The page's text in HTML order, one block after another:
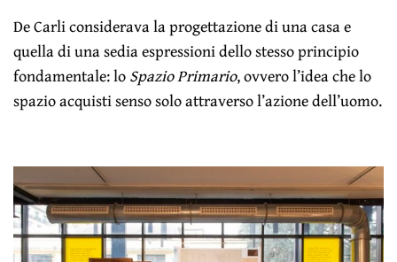
De Carli considerava la progettazione di una casa e
quella di una sedia espressioni dello stesso principio
fondamentale: loSpazio Primario, ovvero l’idea che lo
spazio acquisti senso solo attraverso l’azione dell’uomo.